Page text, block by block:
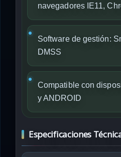
navegadores IE11,
Software de gestión:
DMSS
Compatible con
y ANDROID
Especificaciones